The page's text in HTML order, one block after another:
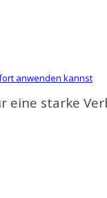
anwenden kannst